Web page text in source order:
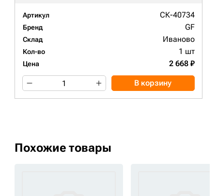
Артикул СК-40734
Бренд GF
Склад Иваново
Кол-во 1 шт
Цена 2 668 ₽
В корзину
Похожие товары